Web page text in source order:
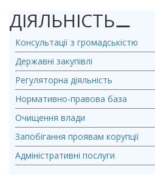
ДІЯЛЬНІСТЬ⚊
Консультації з громадськістю
Державні закупівлі
Регуляторна діяльність
Нормативно-правова база
Очищення влади
Запобігання проявам корупції
Адміністративні послуги